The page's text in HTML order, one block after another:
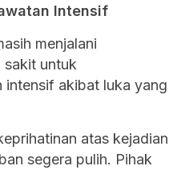
Intensif
menjalani
sakit untuk
intensif akibat luka yang
atas kejadian
segera pulih. Pihak